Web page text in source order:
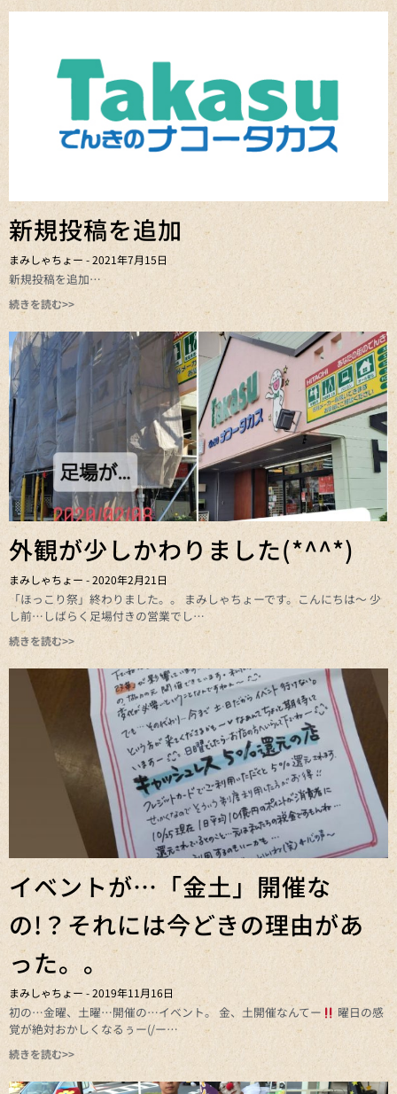
新規投稿を追加
まみしゃちょー 2021年7月15日
新規投稿を追加
続きを読む>>
外観が少しかわりました(*^^*)
まみしゃちょー 2020年2月21日
「ほっこり祭」終わりました。。 まみしゃちょーです。こんにちは～ 少
し前…しばらく足場付きの営業でし
続きを読む>>
イベントが…「金土」開催な
の!？それには今どきの理由があ
った。。
まみしゃちょー 2019年11月16日
初の…金曜、土曜…開催の…イベント。 金、土開催なんてー
曜日の感
覚が絶対おかしくなるぅー(/ー
続きを読む>>